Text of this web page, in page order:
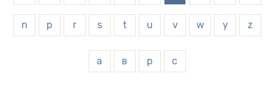
n p r s t u v w y z
а в р с